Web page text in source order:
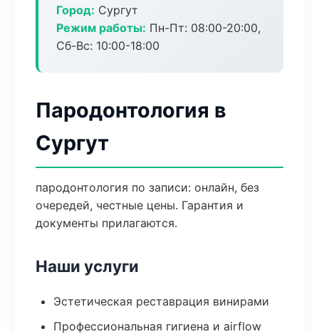
Город: Сургут
Режим работы: Пн-Пт: 08:00-20:00,
Сб-Вс: 10:00-18:00
Пародонтология в
Сургут
пародонтология по записи: онлайн, без
очередей, честные цены. Гарантия и
документы прилагаются.
Наши услуги
Эстетическая реставрация винирами
Профессиональная гигиена и airflow